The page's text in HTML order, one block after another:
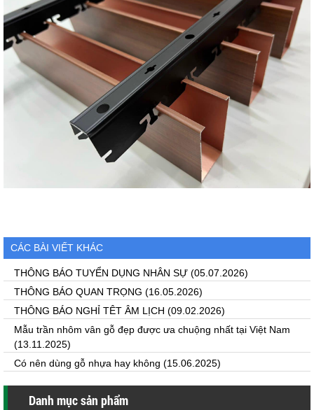
CÁC BÀI VIẾT KHÁC
THÔNG BÁO TUYỂN DỤNG NHÂN SỰ (05.07.2026)
THÔNG BÁO QUAN TRỌNG (16.05.2026)
THÔNG BÁO NGHỈ TÊT ÂM LỊCH (09.02.2026)
Mẫu trần nhôm vân gỗ đẹp được ưa chuộng nhất tại Việt Nam
(13.11.2025)
Có nên dùng gỗ nhựa hay không (15.06.2025)
Danh mục sản phẩm